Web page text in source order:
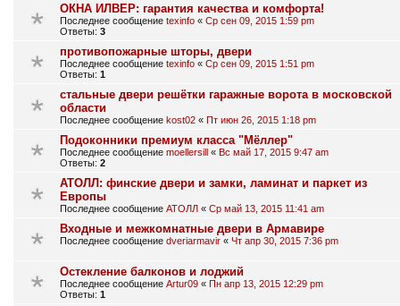
ОКНА ИЛВЕР: гарантия качества и комфорта!
Последнее сообщение texinfo « Ср сен 09, 2015 1:59 pm
Ответы: 3
противопожарные шторы, двери
Последнее сообщение texinfo « Ср сен 09, 2015 1:51 pm
Ответы: 1
стальные двери решётки гаражные ворота в московской
области
Последнее сообщение kost02 « Пт июн 26, 2015 1:18 pm
Подоконники премиум класса "Мёллер"
Последнее сообщение moellersill « Вс май 17, 2015 9:47 am
Ответы: 2
АТОЛЛ: финские двери и замки, ламинат и паркет из
Европы
Последнее сообщение АТОЛЛ « Ср май 13, 2015 11:41 am
Входные и межкомнатные двери в Армавире
Последнее сообщение dveriarmavir « Чт апр 30, 2015 7:36 pm
Остекление балконов и лоджий
Последнее сообщение Artur09 « Пн апр 13, 2015 12:29 pm
Ответы: 1